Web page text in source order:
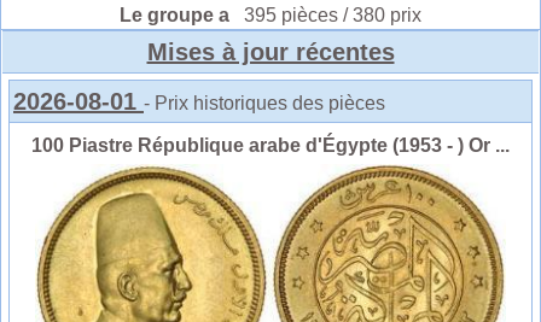
Le groupe a 395 pièces / 380 prix
Mises à jour récentes
2026-08-01 - Prix historiques des pièces
100 Piastre République arabe d'Égypte (1953 - ) Or ...